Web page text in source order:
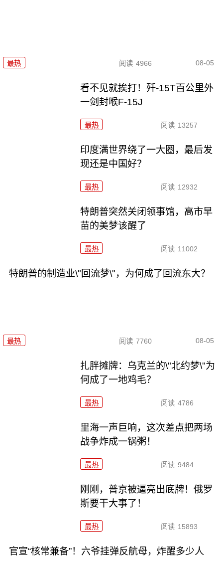
最热 阅读 4966 08-05
看不见就挨打！歼-15T百公里外
一剑封喉F-15J
最热 阅读 13257
印度满世界绕了一大圈，最后发
现还是中国好？
最热 阅读 12932
特朗普突然关闭领事馆，高市早
苗的美梦该醒了
最热 阅读 11002
特朗普的制造业\"回流梦\"，为何成了回流东大？
最热 阅读 7760 08-05
扎胖摊牌：乌克兰的\"北约梦\"为
何成了一地鸡毛？
最热 阅读 4786
里海一声巨响，这次差点把两场
战争炸成一锅粥！
最热 阅读 9484
刚刚，普京被逼亮出底牌！俄罗
斯要干大事了！
最热 阅读 15893
官宣“核常兼备”！六爷挂弹反航母，炸醒多少人